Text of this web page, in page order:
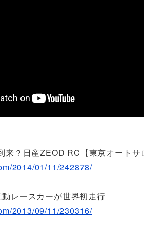
来？日産ZEOD RC【東京オートサ
2014/01/11/242878/
レースカーが世界初走行
2013/09/11/230316/